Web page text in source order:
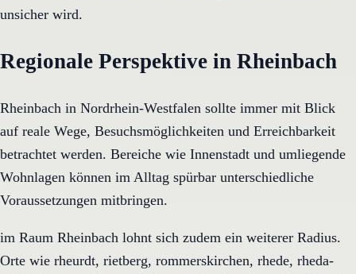
unsicher wird.
Regionale Perspektive in Rheinbach
Rheinbach in Nordrhein-Westfalen sollte immer mit Blick
auf reale Wege, Besuchsmöglichkeiten und Erreichbarkeit
betrachtet werden. Bereiche wie Innenstadt und umliegende
Wohnlagen können im Alltag spürbar unterschiedliche
Voraussetzungen mitbringen.
im Raum Rheinbach lohnt sich zudem ein weiterer Radius.
Orte wie rheurdt, rietberg, rommerskirchen, rhede, rheda-